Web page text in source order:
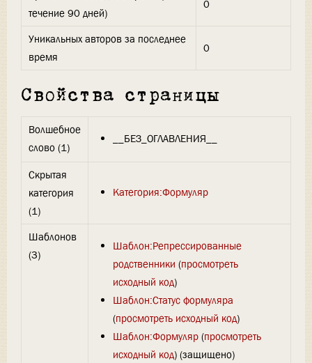
течение 90 дней)
0
Уникальных авторов за последнее
время
0
Свойства страницы
Волшебное
слово (1)
__БЕЗ_ОГЛАВЛЕНИЯ__
Скрытая
категория
(1)
Категория:Формуляр
Шаблонов
(3)
Шаблон:Репрессированные
родственники (просмотреть
исходный код)
Шаблон:Статус формуляра
(просмотреть исходный код)
Шаблон:Формуляр(просмотреть
исходный код) (защищено)